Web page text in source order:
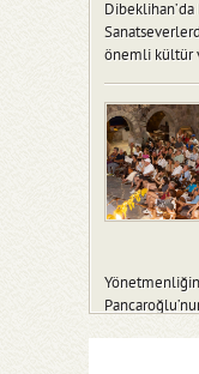
Dibeklihan’da
önemli kültür